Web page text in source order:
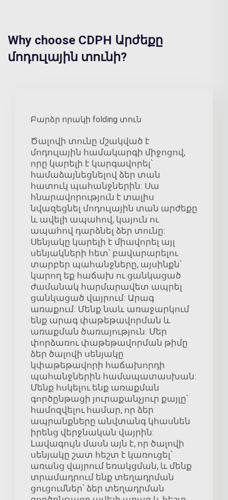
Why choose CDPH Արժեքը
մոդուլային տունի?
Բարձր որակի folding տուն
Ծալովի տունը մշակված է
մոդուլային համակարգի միջոցով,
որը կարելի է կարգավորել՝
համաձայնեցնելով ձեր տան
հատուկ պահանջներին: Սա
հնարավորություն է տալիս
նվազեցնել մոդուլային տան արժեքը
և ավելի ապահով, կայուն ու
ապահով դարձնել ձեր տունը:
Սենյակը կարելի է միավորել այլ
սենյակների հետ՝ բավարարելու
տարբեր պահանջները, այսինքն՝
կարող եք հաճախ ու ցանկացած
ժամանակ հարմարավետ ապրել
ցանկացած վայրում: Արագ
առաքում: Մենք նաև առաջարկում
ենք արագ փաթեթավորման և
առաքման ծառայություն: Մեր
փորձառու փաթեթավորման թիմը
ձեր ծալովի սենյակը
կփաթեթավորի հաճախորդի
պահանջներին համապատասխան:
Մենք հսկելու ենք առաքման
գործընթացի յուրաքանչյուր քայլը՝
համոզվելու համար, որ ձեր
ապրանքները անվտանգ կհասնեն
իրենց վերջնական վայրին:
Լավագույն մասն այն է, որ ծալովի
սենյակը շատ հեշտ է կառուցել՝
առանց վայրում եռակցման, և մենք
տրամադրում ենք տեղադրման
ցուցումներ՝ ձեր տեղադրման